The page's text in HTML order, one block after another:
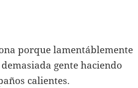
porque lamentáblemente
gente haciendo
calientes.